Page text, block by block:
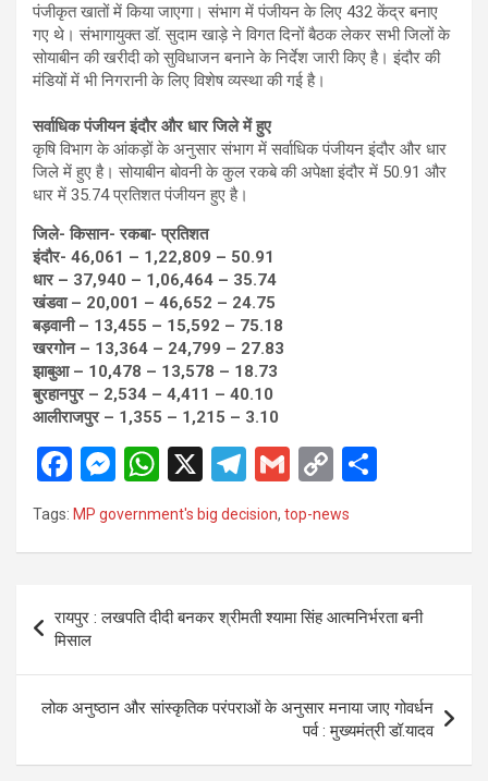
पंजीकृत खातों में किया जाएगा। संभाग में पंजीयन के लिए 432 केंद्र बनाए
गए थे। संभागायुक्त डॉ. सुदाम खाड़े ने विगत दिनों बैठक लेकर सभी जिलों के
सोयाबीन की खरीदी को सुविधाजन बनाने के निर्देश जारी किए है। इंदौर की
मंडियों में भी निगरानी के लिए विशेष व्यस्था की गई है।
सर्वाधिक पंजीयन इंदौर और धार जिले में हुए
कृषि विभाग के आंकड़ों के अनुसार संभाग में सर्वाधिक पंजीयन इंदौर और धार
जिले में हुए है। सोयाबीन बोवनी के कुल रकबे की अपेक्षा इंदौर में 50.91 और
धार में 35.74 प्रतिशत पंजीयन हुए है।
जिले- किसान- रकबा- प्रतिशत
इंदौर- 46,061 – 1,22,809 – 50.91
धार – 37,940 – 1,06,464 – 35.74
खंडवा – 20,001 – 46,652 – 24.75
बड़वानी – 13,455 – 15,592 – 75.18
खरगोन – 13,364 – 24,799 – 27.83
झाबुआ – 10,478 – 13,578 – 18.73
बुरहानपुर – 2,534 – 4,411 – 40.10
आलीराजपुर – 1,355 – 1,215 – 3.10
F
a
ce
o
o
k
M
se
g
W
at
A
p
p
X
T
el
e
a
G
ail
C
py
n
Tags: MP government's big decision, top-news
navigation
रायपुर : लखपति दीदी बनकर श्रीमती श्यामा सिंह आत्मनिर्भरता बनी
मिसाल
लोक अनुष्ठान और सांस्कृतिक परंपराओं के अनुसार मनाया जाए गोवर्धन
पर्व : मुख्यमंत्री डॉ.यादव